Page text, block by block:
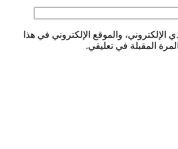
الإلكتروني، والموقع الإلكتروني في هذا
المقبلة في تعليقي.